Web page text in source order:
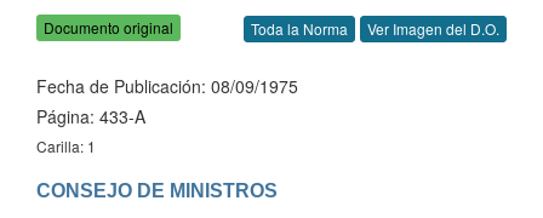
Documento original Toda la Norma Ver Imagen del D.O.
Fecha de Publicación: 08/09/1975
Página: 433-A
Carilla: 1
CONSEJO DE MINISTROS